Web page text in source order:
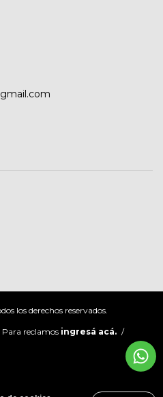
los derechos reservados.
Para reclamos ingresá acá. /